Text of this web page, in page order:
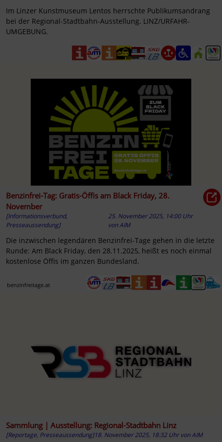
Im Linzer Kunstmuseum Lentos herrschte Publikumsandrang
bei der Regional-Stadtbahn-Ausstellung. LINZ/URFAHR-
UMGEBUNG.
Benzinfrei-Tag: Gratis-Öffis am Black Friday, 28.
November
[Informationsverbund,
Presseaussendung]
25. November 2025, 14:00 Uhr
vonAIM
Die inzwischen legendären Benzinfrei-Tage gehen in die letzte
Runde: Am Black Friday, den 28.11.2025, heißt es noch einmal
kostenlose Öffis im ganzen Bundesland.
benzinfreitage.at
Sammlung | Ausstellung: Regional-Stadtbahn Linz
[Reportage, Presseaussendung]18. November 2025, 18:32 Uhr vonAIM